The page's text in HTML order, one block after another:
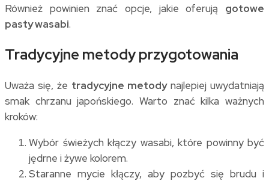
Również powinien znać opcje, jakie oferują gotowe
pasty wasabi.
Tradycyjne metody przygotowania
Uważa się, że tradycyjne metodynajlepiej uwydatniają
smak chrzanu japońskiego. Warto znać kilka ważnych
kroków:
Wybór świeżych kłączy wasabi, które powinny być
jędrne i żywe kolorem.
Staranne mycie kłączy, aby pozbyć się brudu i